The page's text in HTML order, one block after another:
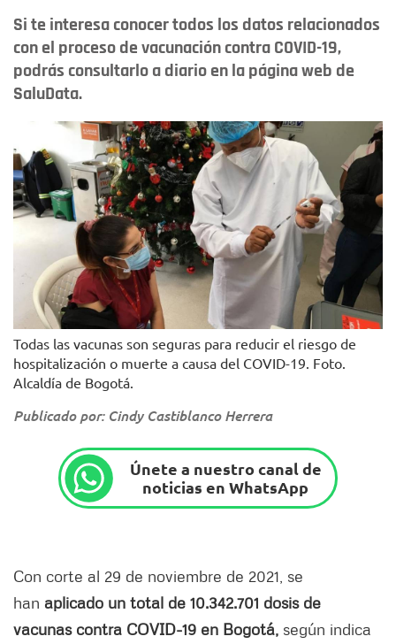
Si te interesa conocer todos los datos relacionados
con el proceso de vacunación contra COVID-19,
podrás consultarlo a diario en la página web de
SaluData.
Todas las vacunas son seguras para reducir el riesgo de
hospitalización o muerte a causa del COVID-19. Foto.
Alcaldía de Bogotá.
Publicado por: Cindy Castiblanco Herrera
Únete a nuestro canal de
noticias en WhatsApp
Con corte al 29 de noviembre de 2021, se
han aplicado un total de 10.342.701 dosis de
vacunas contra COVID-19 en Bogotá, según indica